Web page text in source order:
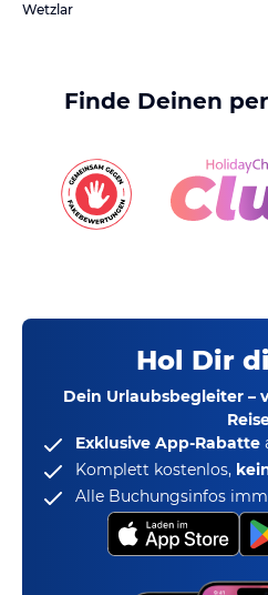
Wetzlar
Finde Deinen
Hol Dir
Dein Urlaubsbegleiter –
Exklusive App-Rabatte
Komplett kostenlos,
Alle Buchungsinfos